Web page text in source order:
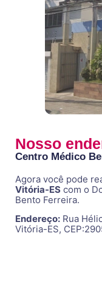
Nosso
Centro Médico
Agora você pode
Vitória-ES com o
Bento Ferreira.
Endereço: Rua
Vitória-ES,